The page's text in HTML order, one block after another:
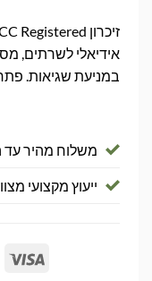
אידיאלי לשרתים,
במניעת שגיאות.
משלוח מהיר עד
ייעוץ מקצועי